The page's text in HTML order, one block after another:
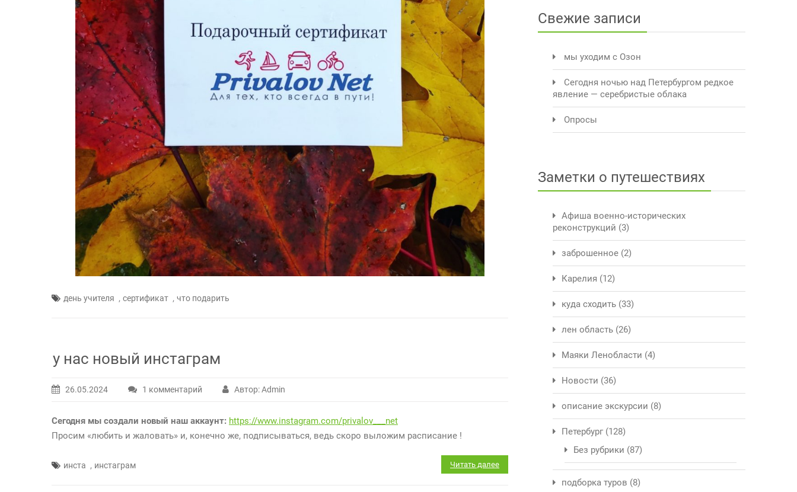
день учителя , сертификат , что подарить
у нас новый инстаграм
26.05.2024 1 комментарий
у
нас
Автор: Admin
Сегодня мы создали новый наш аккаунт: https://www.instagram.com/privalov___net
Просим «любить и жаловать» и, конечно же, подписываться, ведь скоро выложим расписание !
инста , инстаграм Читать далее
Свежие записи
мы уходим с Озон
Сегодня ночью над Петербургом редкое
явление — серебристые облака
Опросы
Заметки о путешествиях
Афиша военно-исторических
реконструкций (3)
заброшенное (2)
Карелия (12)
куда сходить (33)
лен область (26)
Маяки Ленобласти (4)
Новости (36)
описание экскурсии (8)
Петербург (128)
Без рубрики (87)
подборка туров (8)